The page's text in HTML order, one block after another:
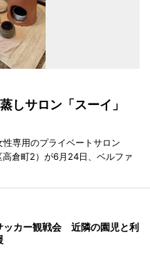
しサロン「スーイ」
性専用のプライベートサロン
高倉町2）が6月24日、ベルファ
ッカー観戦会 近隣の園児と利